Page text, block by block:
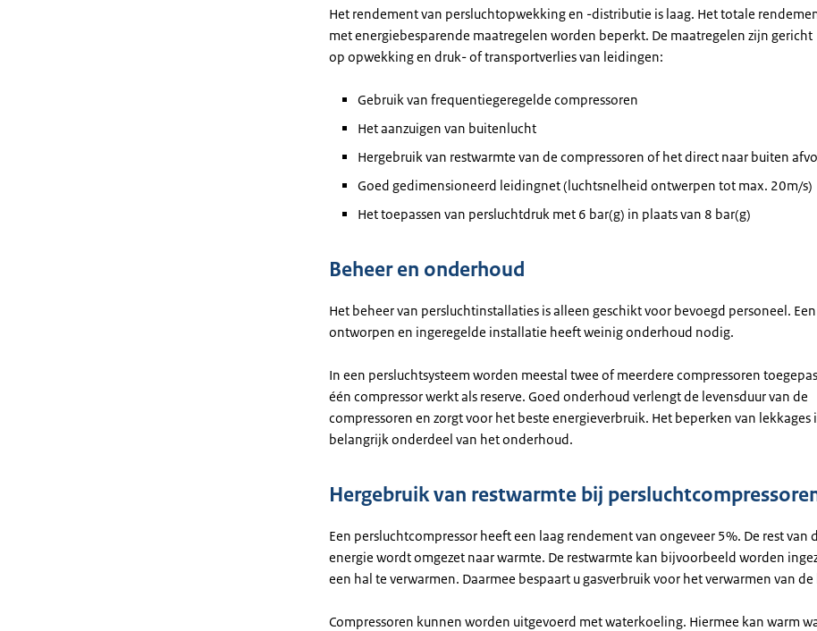
Het rendement van persluchtopwekking en -distributie is laag. Het totale
met energiebesparende maatregelen worden beperkt. De maatregelen zijn gericht
op opwekking en druk- of transportverlies van leidingen:
Gebruik van frequentiegeregelde compressoren
Het aanzuigen van buitenlucht
Hergebruik van restwarmte van de compressoren of het direct naar buiten
Goed gedimensioneerd leidingnet (luchtsnelheid ontwerpen tot max. 20m/s)
Het toepassen van persluchtdruk met 6 bar(g) in plaats van 8 bar(g)
Beheer en onderhoud
Het beheer van persluchtinstallaties is alleen geschikt voor bevoegd personeel.
ontworpen en ingeregelde installatie heeft weinig onderhoud nodig.
In een persluchtsysteem worden meestal twee of meerdere compressoren
één compressor werkt als reserve. Goed onderhoud verlengt de levensduur van de
compressoren en zorgt voor het beste energieverbruik. Het beperken van lekkages
belangrijk onderdeel van het onderhoud.
Hergebruik van restwarmte bij
Een persluchtcompressor heeft een laag rendement van ongeveer 5%. De rest van
energie wordt omgezet naar warmte. De restwarmte kan bijvoorbeeld worden
een hal te verwarmen. Daarmee bespaart u gasverbruik voor het verwarmen van de
Compressoren kunnen worden uitgevoerd met waterkoeling. Hiermee kan warm